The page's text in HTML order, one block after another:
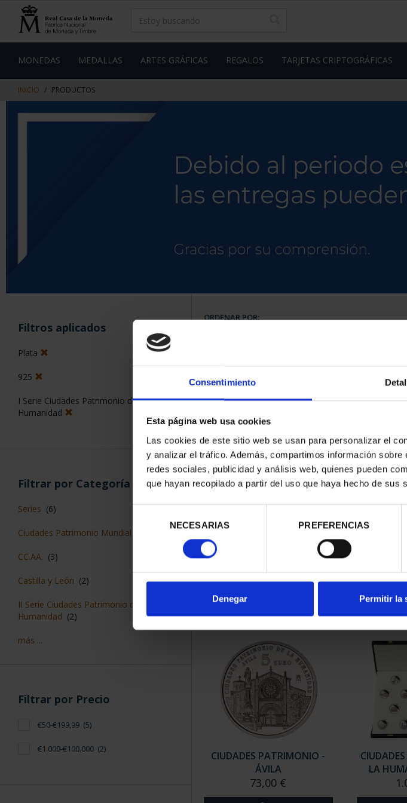
Consentimiento
Esta página web usa cookies
Las cookies de este sitio web se usan para personalizar el
y analizar el tráfico. Además, compartimos información
redes sociales, publicidad y análisis web, quienes pueden
que hayan recopilado a partir del uso que haya hecho de sus
consentimiento
NECESARIAS PREFERENCIAS
Denegar Permitir la
contenido
de
MONEDAS MEDALLAS ARTES GRÁFICAS REGALOS TARJETAS CRIPTOGRÁFICAS
INICIO PRODUCTOS
Filtros aplicados
Plata
925
I Serie Ciudades Patrimonio de la
Humanidad
Filtrar por Categoría
Series (6)
Ciudades Patrimonio Mundial
CC.AA. (3)
Castilla y León (2)
II Serie Ciudades Patrimonio de la
Humanidad (2)
más ...
Filtrar por Precio
€50-€199,99 (5)
€1.000-€100.000 (2)
ORDENAR POR:
7 Productos encontrados
CIUDADES PATRIMONIO -
CIUDADES PATRIMONIO -
ÁVILA
73,00 €
LA